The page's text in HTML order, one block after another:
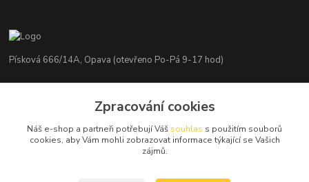
Písková 666/14A, Opava (otevřeno Po-Pá 9-17 hod)
+420 776 839 986
info@nosice.com
Zpracování cookies
Náš e-shop a partneři potřebují Váš souhlas s použitím souborů
cookies, aby Vám mohli zobrazovat informace týkající se Vašich
zájmů.